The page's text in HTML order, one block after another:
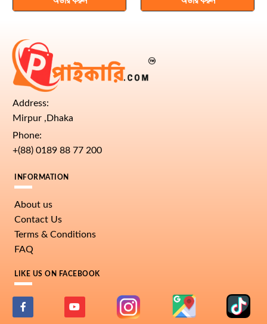
Address:
Mirpur ,Dhaka
Phone:
+(88) 0189 88 77 200
INFORMATION
About us
Contact Us
Terms & Conditions
FAQ
LIKE US ON FACEBOOK